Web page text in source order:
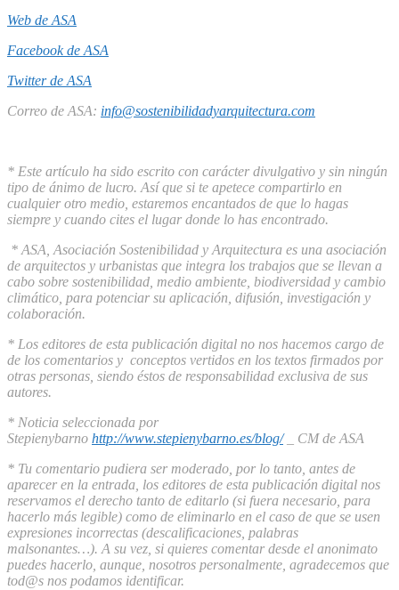
Web de ASA
Facebook de ASA
Twitter de ASA
Correo de ASA: info@sostenibilidadyarquitectura.com
* Este artículo ha sido escrito con carácter divulgativo y sin ningún
tipo de ánimo de lucro. Así que si te apetece compartirlo en
cualquier otro medio, estaremos encantados de que lo hagas
siempre y cuando cites el lugar donde lo has encontrado.
* ASA, Asociación Sostenibilidad y Arquitectura es una asociación
de arquitectos y urbanistas que integra los trabajos que se llevan a
cabo sobre sostenibilidad, medio ambiente, biodiversidad y cambio
climático, para potenciar su aplicación, difusión, investigación y
colaboración.
* Los editores de esta publicación digital no nos hacemos cargo de
de los comentarios y conceptos vertidos en los textos firmados por
otras personas, siendo éstos de responsabilidad exclusiva de sus
autores.
* Noticia seleccionada por
Stepienybarno http://www.stepienybarno.es/blog/
_ CM de ASA
* Tu comentario pudiera ser moderado, por lo tanto, antes de
aparecer en la entrada, los editores de esta publicación digital nos
reservamos el derecho tanto de editarlo (si fuera necesario, para
hacerlo más legible) como de eliminarlo en el caso de que se usen
expresiones incorrectas (descalificaciones, palabras
malsonantes…). A su vez, si quieres comentar desde el anonimato
puedes hacerlo, aunque, nosotros personalmente, agradecemos que
tod@s nos podamos identificar.